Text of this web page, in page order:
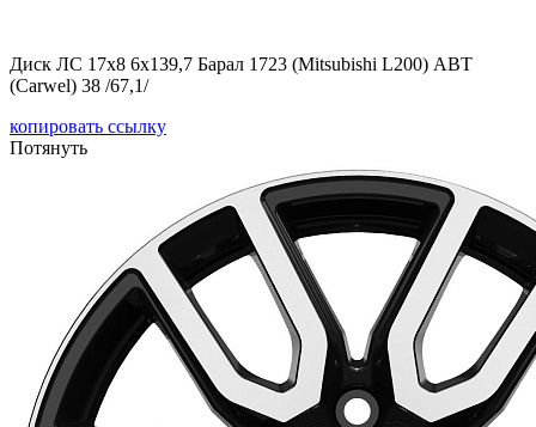
Диск ЛС 17x8 6x139,7 Барал 1723 (Mitsubishi L200) ABT
(Carwel) 38 /67,1/
копировать ссылку
Потянуть